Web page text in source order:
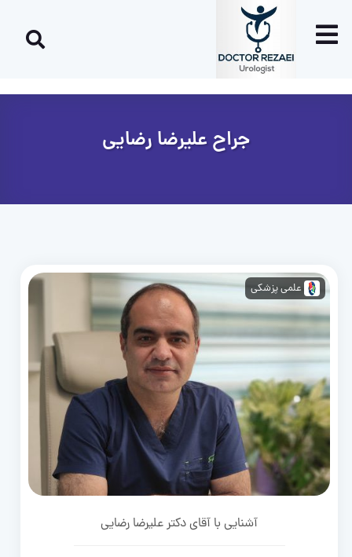
جراح علیرضا رضایی
علمی پزشکی
آشنایی با آقای دکتر علیرضا رضایی